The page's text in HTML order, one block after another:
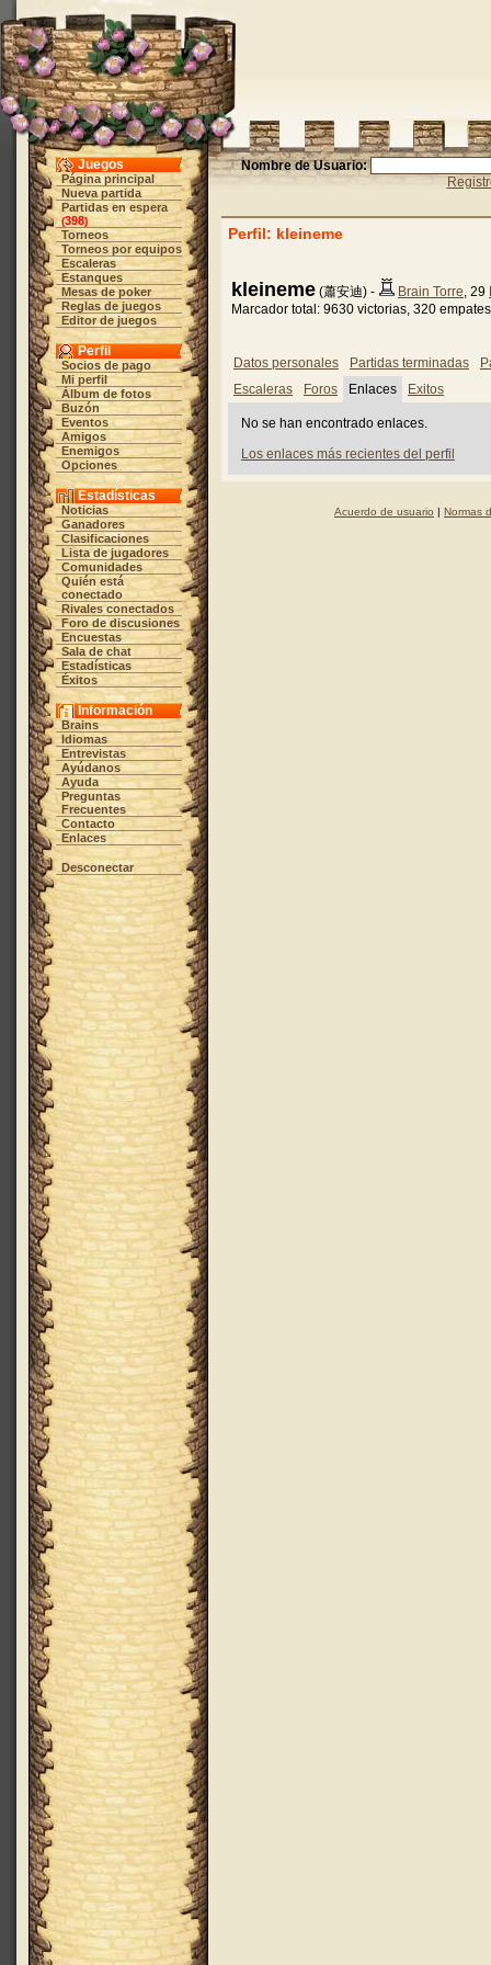
Juegos
Página principal
Nueva partida
Partidas en espera
(398)
Torneos
Torneos por equipos
Escaleras
Estanques
Mesas de poker
Reglas de juegos
Editor de juegos
Perfil
Socios de pago
Mi perfil
Álbum de fotos
Buzón
Eventos
Amigos
Enemigos
Opciones
Estadísticas
Noticias
Ganadores
Clasificaciones
Lista de jugadores
Comunidades
Quién está
conectado
Rivales conectados
Foro de discusiones
Encuestas
Sala de chat
Estadísticas
Éxitos
Información
Brains
Idiomas
Entrevistas
Ayúdanos
Ayuda
Preguntas
Frecuentes
Contacto
Enlaces
Desconectar
Nombre de Usuario:
Perfil: kleineme
kleineme (蕭安迪) - Brain Torre, 29
Marcador total: 9630 victorias, 320
Datos personales Partidas terminadas
Escaleras
Foros Enlaces Exitos
No se han encontrado enlaces.
Los enlaces más recientes del perfil
Acuerdo de usuario | Normas